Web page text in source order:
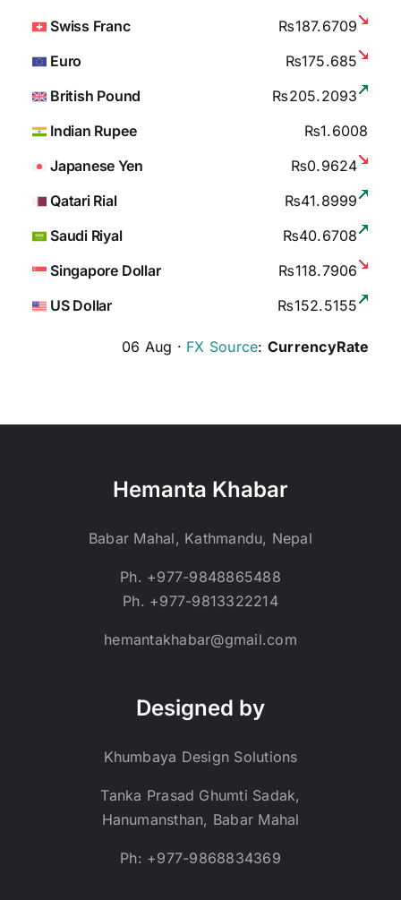
Swiss Franc
₨187.6709
Euro
₨175.685
British Pound
₨205.2093
Indian Rupee
₨1.6008
Japanese Yen
₨0.9624
Qatari Rial
₨41.8999
Saudi Riyal
₨40.6708
Singapore Dollar
₨118.7906
US Dollar
₨152.5155
06 Aug · FX Source: CurrencyRate
Hemanta Khabar
Babar Mahal, Kathmandu, Nepal
Ph. +977-9848865488
Ph. +977-9813322214
hemantakhabar@gmail.com
Designed by
Khumbaya Design Solutions
Tanka Prasad Ghumti Sadak,
Hanumansthan, Babar Mahal
Ph: +977-9868834369